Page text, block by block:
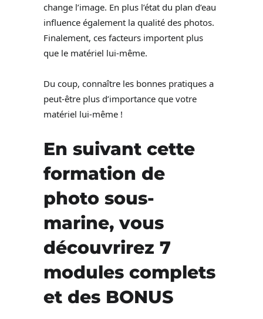
change l’image. En plus l’état du plan d’eau
influence également la qualité des photos.
Finalement, ces facteurs importent plus
que le matériel lui-même.
Du coup, connaître les bonnes pratiques a
peut-être plus d’importance que votre
matériel lui-même !
En suivant cette
formation de
photo sous-
marine, vous
découvrirez 7
modules complets
et des BONUS